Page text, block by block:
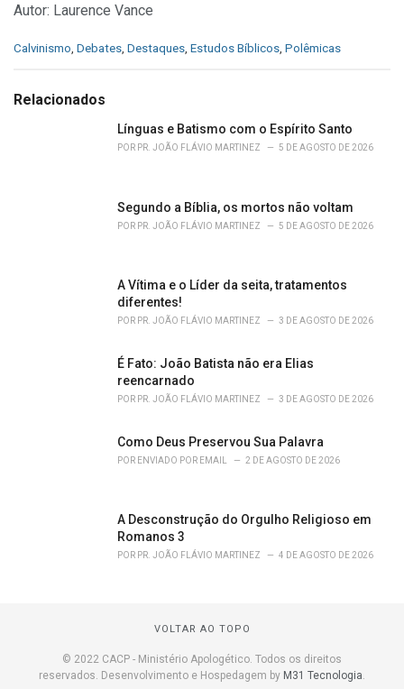
Autor: Laurence Vance
C
e
Calvinismo Debates Destaques Estudos Bíblicos Polêmicas
Relacionados
Línguas e Batismo com o Espírito Santo
POR PR. JOÃO FLÁVIO MARTINEZ 5 DE AGOSTO DE 2026
Segundo a Bíblia, os mortos não voltam
POR PR. JOÃO FLÁVIO MARTINEZ 5 DE AGOSTO DE 2026
A Vítima e o Líder da seita, tratamentos
diferentes!
POR PR. JOÃO FLÁVIO MARTINEZ 3 DE AGOSTO DE 2026
É Fato: João Batista não era Elias
reencarnado
POR PR. JOÃO FLÁVIO MARTINEZ 3 DE AGOSTO DE 2026
Como Deus Preservou Sua Palavra
POR ENVIADO POR EMAIL 2 DE AGOSTO DE 2026
A Desconstrução do Orgulho Religioso em
Romanos 3
POR PR. JOÃO FLÁVIO MARTINEZ 4 DE AGOSTO DE 2026
VOLTAR AO TOPO
© 2022 CACP - Ministério Apologético. Todos os direitos
reservados. Desenvolvimento e Hospedagem by M31 Tecnologia.